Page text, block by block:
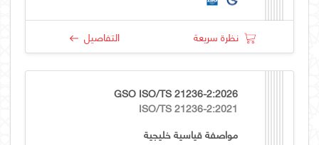
نظرة سريعة التفاصيل
GSO ISO/TS 21236-2:2026
ISO/TS 21236-2:2021
مواصفة قياسية خليجية